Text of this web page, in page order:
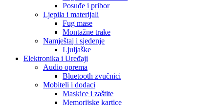
Posuđe i pribor
Ljepila i materijali
Fug mase
Montažne trake
Namještaj i sjedenje
Ljuljaške
Elektronika i Uređaji
Audio oprema
Bluetooth zvučnici
Mobiteli i dodaci
Maskice i zaštite
Memorijske kartice